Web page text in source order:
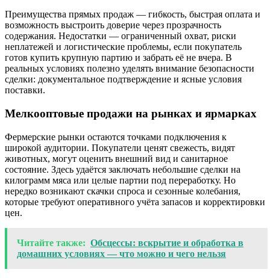
Преимущества прямых продаж — гибкость, быстрая оплата и
возможность выстроить доверие через прозрачность
содержания. Недостатки — ограниченный охват, риски
неплатежей и логистические проблемы, если покупатель
готов купить крупную партию и забрать её не вчера. В
реальных условиях полезно уделять внимание безопасности
сделки: документальное подтверждение и ясные условия
поставки.
Мелкооптовые продажи на рынках и ярмарках
Фермерские рынки остаются точками подключения к
широкой аудитории. Покупатели ценят свежесть, видят
животных, могут оценить внешний вид и санитарное
состояние. Здесь удаётся заключать небольшие сделки на
килограмм мяса или целые партии под переработку. Но
нередко возникают скачки спроса и сезонные колебания,
которые требуют оперативного учёта запасов и корректировки
цен.
Читайте также: Обсцессы: вскрытие и обработка в
домашних условиях — что можно и чего нельзя